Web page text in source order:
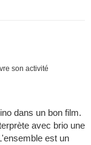
son activité
dans un bon film.
avec brio une
est un